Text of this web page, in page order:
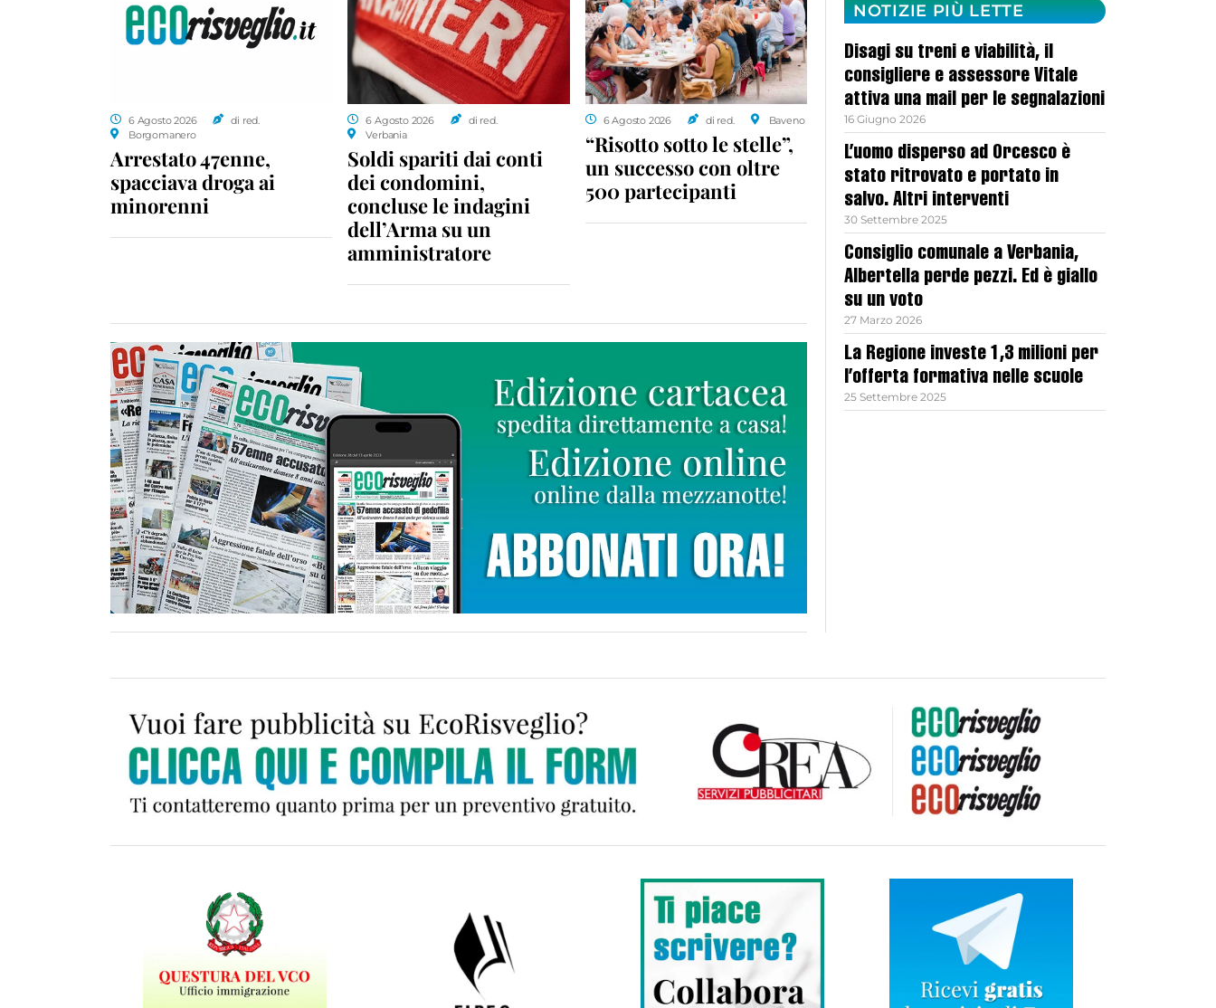
6 Agosto 2026
di red.
Borgomanero
Arrestato 47enne,
spacciava droga ai
minorenni
6 Agosto 2026
di red.
Verbania
Soldi spariti dai conti
dei condomini,
concluse le indagini
dell’Arma su un
amministratore
6 Agosto 2026 di red. Baveno
“Risotto sotto le stelle”,
un successo con oltre
500 partecipanti
NOTIZIE PIÙ LETTE
Disagi su treni e viabilità, il
consigliere e assessore Vitale
attiva una mail per le segnalazioni
16 Giugno 2026
L’uomo disperso ad Orcesco è
stato ritrovato e portato in
salvo. Altri interventi
30 Settembre 2025
Consiglio comunale a Verbania,
Albertella perde pezzi. Ed è giallo
su un voto
27 Marzo 2026
La Regione investe 1,3 milioni per
l’offerta formativa nelle scuole
25 Settembre 2025